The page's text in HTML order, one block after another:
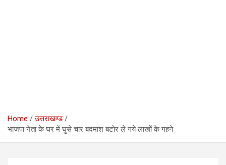
Home
उत्तराखण्ड
भाजपा नेता के घर में घुसे चार बदमाश बटोर ले गये लाखों के गहने